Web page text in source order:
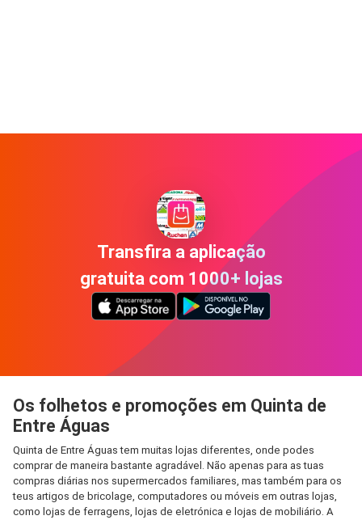
Transfira a aplicação
gratuita com 1000+ lojas
Os folhetos e promoções em Quinta de
Entre Águas
Quinta de Entre Águas tem muitas lojas diferentes, onde podes
comprar de maneira bastante agradável. Não apenas para as tuas
compras diárias nos supermercados familiares, mas também para os
teus artigos de bricolage, computadores ou móveis em outras lojas,
como lojas de ferragens, lojas de eletrónica e lojas de mobiliário. A